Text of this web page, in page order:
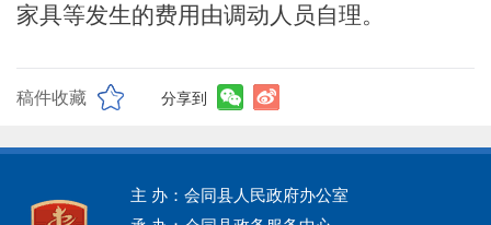
家具等发生的费用由调动人员自理。
稿件收藏 分享到
主 办：会同县人民政府办公室